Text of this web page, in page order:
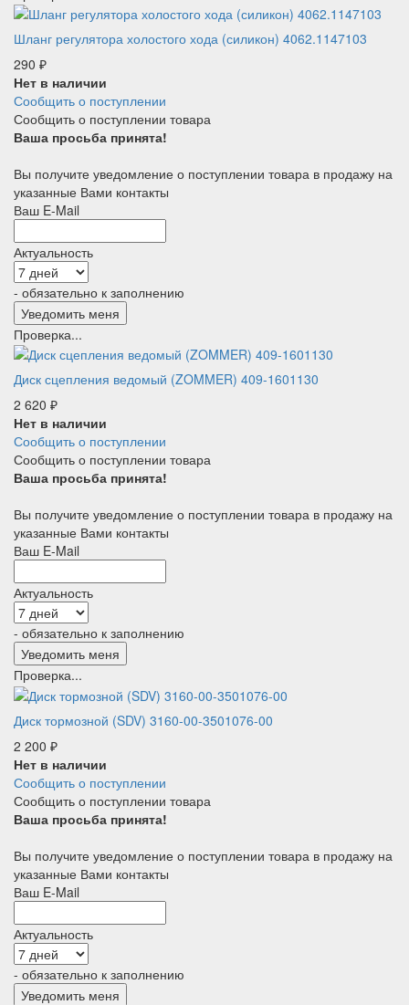
Шланг регулятора холостого хода (силикон) 4062.1147103
290 ₽
Нет в наличии
Сообщить о поступлении
Сообщить о поступлении товара
Ваша просьба принята!
Вы получите уведомление о поступлении товара в продажу на
указанные Вами контакты
Ваш E-Mail
Актуальность
- обязательно к заполнению
Проверка...
Диск сцепления ведомый (ZOMMER) 409-1601130
2 620 ₽
Нет в наличии
Сообщить о поступлении
Сообщить о поступлении товара
Ваша просьба принята!
Вы получите уведомление о поступлении товара в продажу на
указанные Вами контакты
Ваш E-Mail
Актуальность
- обязательно к заполнению
Проверка...
Диск тормозной (SDV) 3160-00-3501076-00
2 200 ₽
Нет в наличии
Сообщить о поступлении
Сообщить о поступлении товара
Ваша просьба принята!
Вы получите уведомление о поступлении товара в продажу на
указанные Вами контакты
Ваш E-Mail
Актуальность
- обязательно к заполнению